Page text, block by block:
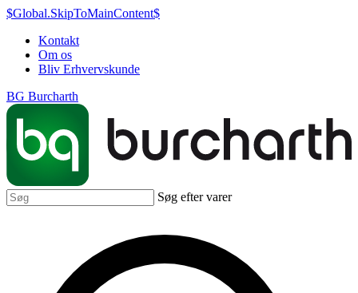
$Global.SkipToMainContent$
Kontakt
Om os
Bliv Erhvervskunde
BG Burcharth
Søg efter varer